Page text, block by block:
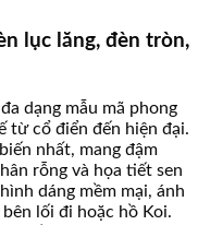
lục lăng, đèn tròn,
dạng mẫu mã phong
từ cổ điển đến hiện đại.
nhất, mang đậm
rỗng và họa tiết sen
dáng mềm mại, ánh
lối đi hoặc hồ Koi.